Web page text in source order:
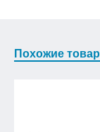
Похожие